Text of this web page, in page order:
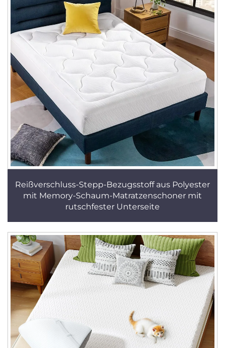
Reißverschluss-Stepp-Bezugsstoff aus Polyester
mit Memory-Schaum-Matratzenschoner mit
rutschfester Unterseite